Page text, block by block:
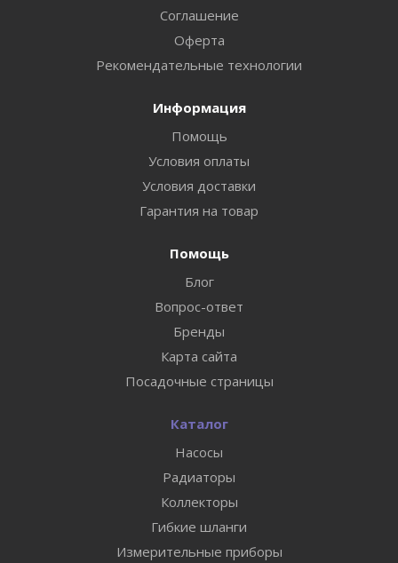
Соглашение
Оферта
Рекомендательные технологии
Информация
Помощь
Условия оплаты
Условия доставки
Гарантия на товар
Помощь
Блог
Вопрос-ответ
Бренды
Карта сайта
Посадочные страницы
Каталог
Насосы
Радиаторы
Коллекторы
Гибкие шланги
Измерительные приборы